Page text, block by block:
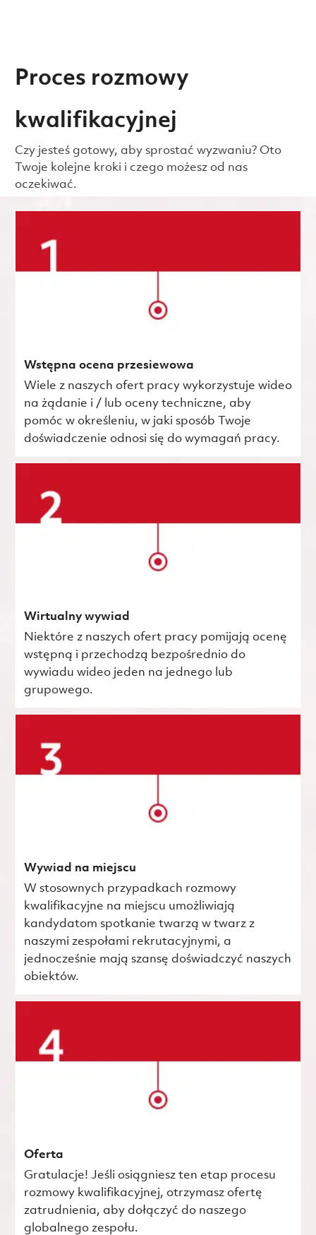
Proces rozmowy
kwalifikacyjnej
Czy jesteś gotowy, aby sprostać wyzwaniu? Oto
Twoje kolejne kroki i czego możesz od nas
oczekiwać.
Wstępna ocena przesiewowa
Wiele z naszych ofert pracy wykorzystuje wideo
na żądanie i / lub oceny techniczne, aby
pomóc w określeniu, w jaki sposób Twoje
doświadczenie odnosi się do wymagań pracy.
Wirtualny wywiad
Niektóre z naszych ofert pracy pomijają ocenę
wstępną i przechodzą bezpośrednio do
wywiadu wideo jeden na jednego lub
grupowego.
Wywiad na miejscu
W stosownych przypadkach rozmowy
kwalifikacyjne na miejscu umożliwiają
kandydatom spotkanie twarzą w twarz z
naszymi zespołami rekrutacyjnymi, a
jednocześnie mają szansę doświadczyć naszych
obiektów.
Oferta
Gratulacje! Jeśli osiągniesz ten etap procesu
rozmowy kwalifikacyjnej, otrzymasz ofertę
zatrudnienia, aby dołączyć do naszego
globalnego zespołu.